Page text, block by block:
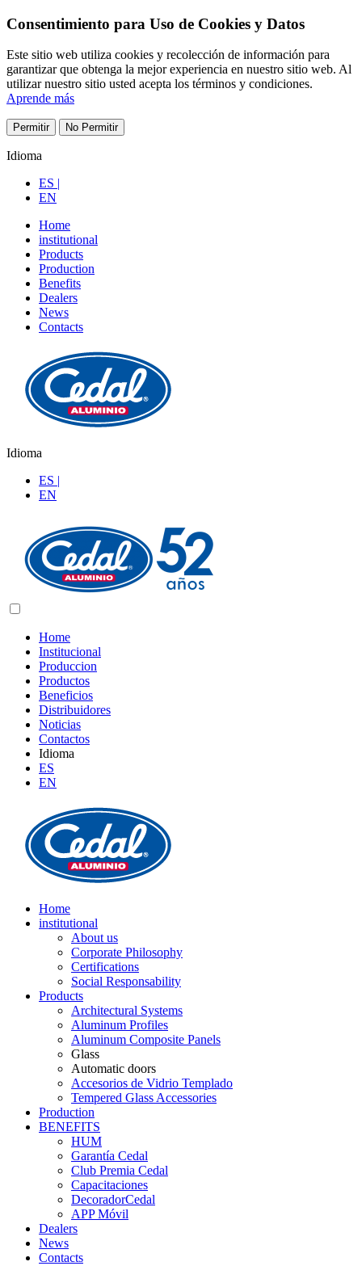
Consentimiento para Uso de Cookies y Datos
Este sitio web utiliza cookies y recolección de información para
garantizar que obtenga la mejor experiencia en nuestro sitio web. Al
utilizar nuestro sitio usted acepta los términos y condiciones.
Aprende más
Permitir No Permitir
Idioma
ES |
EN
Home
institutional
Products
Production
Benefits
Dealers
News
Contacts
Idioma
ES |
EN
Home
Institucional
Produccion
Productos
Beneficios
Distribuidores
Noticias
Contactos
Idioma
ES
EN
Home
institutional
About us
Corporate Philosophy
Certifications
Social Responsability
Products
Architectural Systems
Aluminum Profiles
Aluminum Composite Panels
Glass
Automatic doors
Accesorios de Vidrio Templado
Tempered Glass Accessories
Production
BENEFITS
HUM
Garantía Cedal
Club Premia Cedal
Capacitaciones
DecoradorCedal
APP Móvil
Dealers
News
Contacts